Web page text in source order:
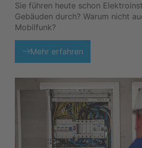
Sie führen heute schon
Gebäuden durch? Warum nicht
Mobilfunk?
Mehr erfahren